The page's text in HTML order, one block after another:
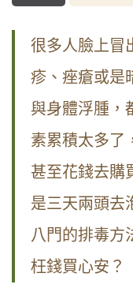
很多人臉上冒
疹、痤瘡或是
與身體浮腫，
素累積太多了
甚至花錢去購
是三天兩頭去
八門的排毒方
枉錢買心安？